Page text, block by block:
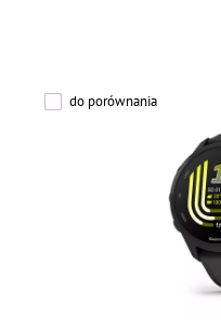
do porównania